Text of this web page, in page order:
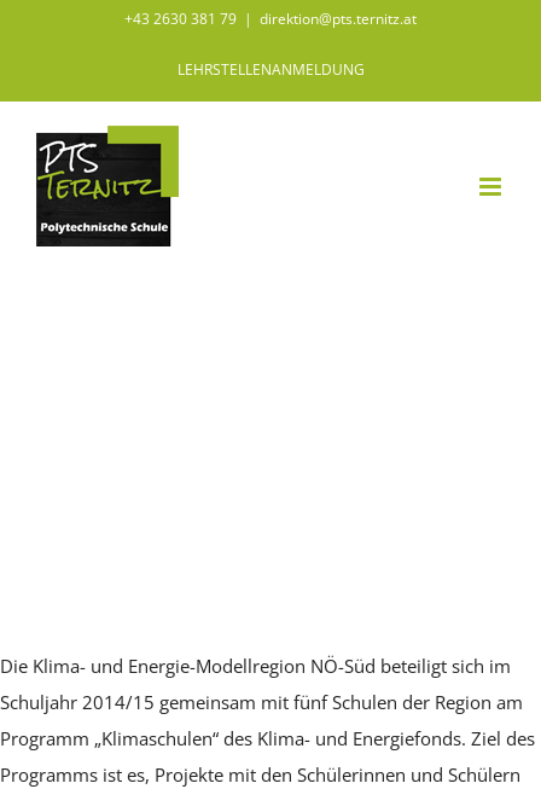
+43 2630 381 79 | direktion@pts.ternitz.at
LEHRSTELLENANMELDUNG
Die Klima- und Energie-Modellregion NÖ-Süd beteiligt sich im
Schuljahr 2014/15 gemeinsam mit fünf Schulen der Region am
Programm „Klimaschulen“ des Klima- und Energiefonds. Ziel des
Programms ist es, Projekte mit den Schülerinnen und Schülern